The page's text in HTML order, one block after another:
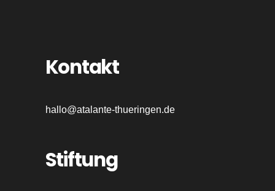
Kontakt
hallo@atalante-thueringen.de
Stiftung